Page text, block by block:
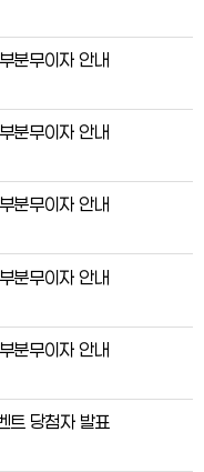
분무이자 안내
분무이자 안내
분무이자 안내
분무이자 안내
분무이자 안내
트 당첨자 발표